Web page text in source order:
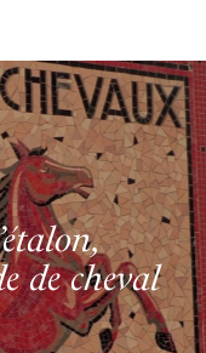
de cheval